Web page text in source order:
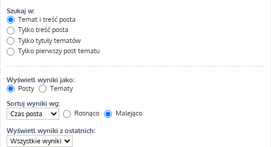
Szukaj w:
Temat i treść posta
Tylko treść posta
Tylko tytuły tematów
Tylko pierwszy post tematu
Wyświetl wyniki jako:
Posty
Tematy
Sortuj wyniki wg:
Rosnąco
Malejąco
Wyświetl wyniki z ostatnich: